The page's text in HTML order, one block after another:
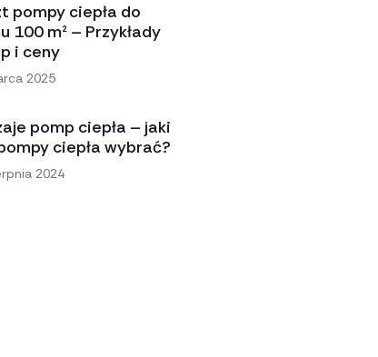
pompy ciepła do
100 m² – Przykłady
i ceny
2025
pomp ciepła – jaki
ciepła wybrać?
2024